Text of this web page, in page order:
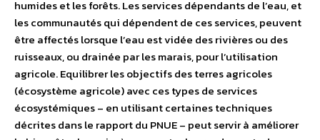
humides et les forêts. Les services dépendants de l’eau, et
les communautés qui dépendent de ces services, peuvent
être affectés lorsque l’eau est vidée des rivières ou des
ruisseaux, ou drainée par les marais, pour l’utilisation
agricole. Equilibrer les objectifs des terres agricoles
(écosystème agricole) avec ces types de services
écosystémiques – en utilisant certaines techniques
décrites dans le rapport du PNUE – peut servir à améliorer